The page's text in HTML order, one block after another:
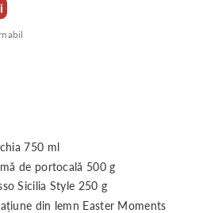
750 ml
de portocală 500 g
Sicilia Style 250 g
din lemn Easter Moments